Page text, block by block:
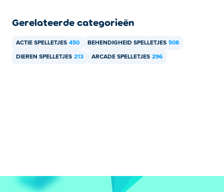
Gerelateerde categorieën
ACTIE SPELLETJES 450 BEHENDIGHEID SPELLETJES 508
DIEREN SPELLETJES 213 ARCADE SPELLETJES 296